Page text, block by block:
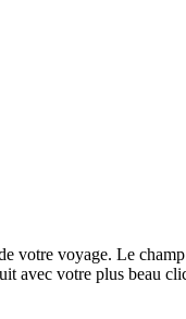
votre voyage. Le
avec votre plus beau